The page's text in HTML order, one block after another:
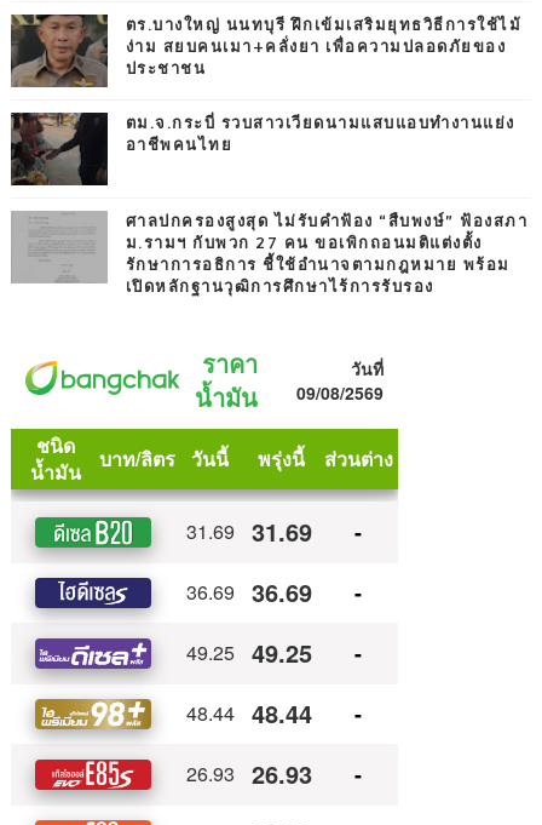
ตร.บางใหญ่ นนทบุรี ฝึกเข้มเสริมยุทธวิธีการใช้ไม้
ง่าม สยบคนเมา+คลั่งยา เพื่อความปลอดภัยของ
ประชาชน
ตม.จ.กระบี่ รวบสาวเวียดนามแสบแอบทำงานแย่ง
อาชีพคนไทย
ศาลปกครองสูงสุด ไม่รับคำฟ้อง “สืบพงษ์” ฟ้องสภา
ม.รามฯ กับพวก 27 คน ขอเพิกถอนมติแต่งตั้ง
รักษาการอธิการ ชี้ใช้อำนาจตามกฎหมาย พร้อม
เปิดหลักฐานวุฒิการศึกษาไร้การรับรอง